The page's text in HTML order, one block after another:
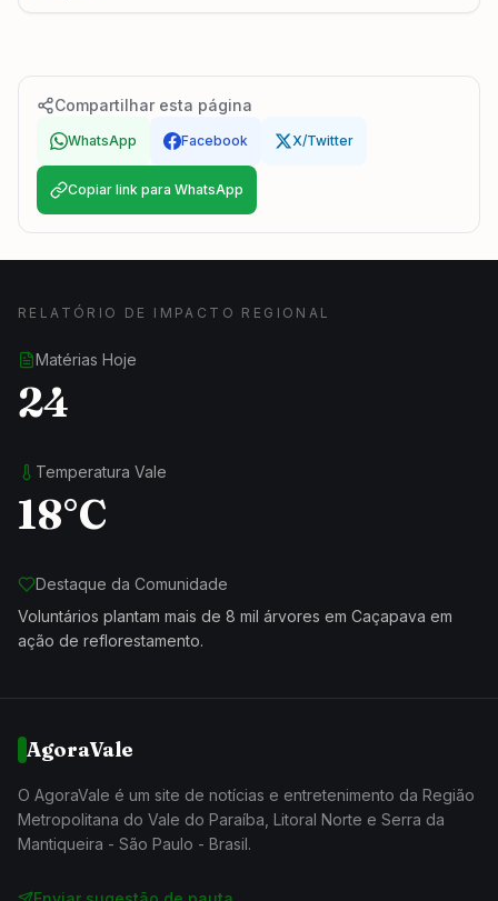
Compartilhar esta página
WhatsApp Facebook X/Twitter
Copiar link para WhatsApp
RELATÓRIO DE IMPACTO REGIONAL
Matérias Hoje
24
Temperatura Vale
18°C
Destaque da Comunidade
Voluntários plantam mais de 8 mil árvores em Caçapava em
ação de reflorestamento.
AgoraVale
O AgoraVale é um site de notícias e entretenimento da Região
Metropolitana do Vale do Paraíba, Litoral Norte e Serra da
Mantiqueira - São Paulo - Brasil.